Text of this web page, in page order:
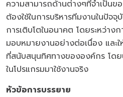
ความสามารถด้านต่างๆที่จำเป็นข
ต้องใช้ในการบริหารทีมงานในปัจ
การเติบโตในอนาคต โดยระหว่าง
มอบหมายงานอย่างต่อเนื่อง และ
ที่สนับสนุนทิศทางขององค์กร โดย
ในโปรแกรมมาใช้งานจริง
หัวข้อการบรรยาย